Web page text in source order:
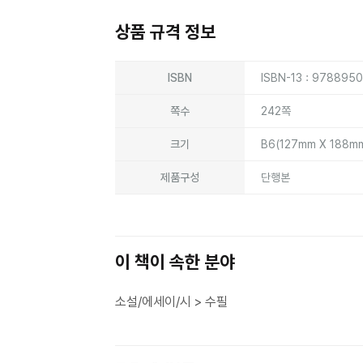
상품 규격 정보
ISBN ISBN-13 :
쪽수 242쪽
크기 B6(127mm X
제품구성 단행본
이 책이 속한 분야
소설/에세이/시 > 수필